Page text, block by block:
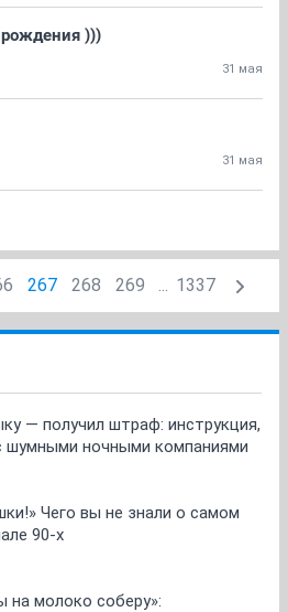
)))
31 мая
31 мая
267 268 269 ... 1337
— получил штраф: инструкция,
шумными ночными компаниями
Чего вы не знали о самом
90-х
на молоко соберу»: